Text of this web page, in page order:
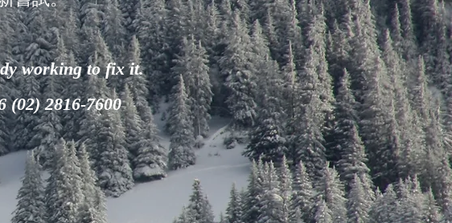
working to fix it.
(02) 2816-7600